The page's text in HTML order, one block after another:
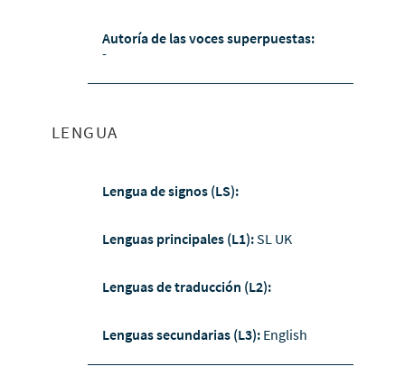
Autoría de las voces superpuestas:
-
LENGUA
Lengua de signos (LS):
Lenguas principales (L1):SL UK
Lenguas de traducción (L2):
Lenguas secundarias (L3): English